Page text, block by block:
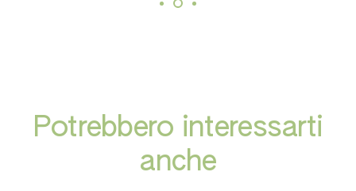
Potrebbero interessarti
anche